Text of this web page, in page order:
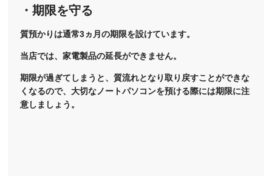
・期限を守る
質預かりは通常3ヵ月の期限を設けています。
当店では、家電製品の延長ができません。
期限が過ぎてしまうと、質流れとなり取り戻すことができな
くなるので、大切なノートパソコンを預ける際には期限に注
意しましょう。